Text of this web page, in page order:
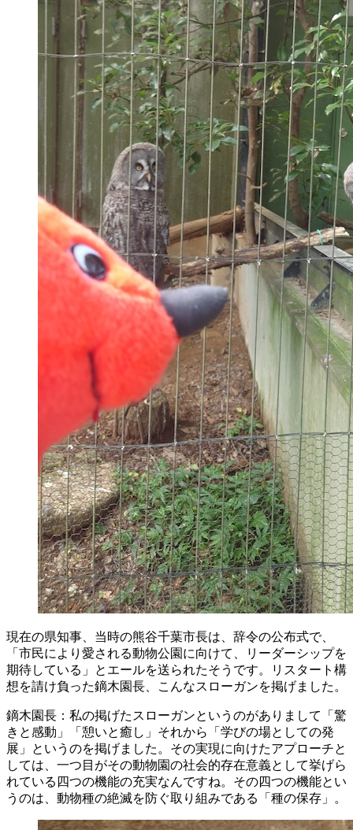
現在の県知事、当時の熊谷千葉市長は、辞令の公布式で、
「市民により愛される動物公園に向けて、リーダーシップを
期待している」とエールを送られたそうです。リスタート構
想を請け負った鏑木園長、こんなスローガンを掲げました。
鏑木園長：私の掲げたスローガンというのがありまして「驚
きと感動」「憩いと癒し」それから「学びの場としての発
展」というのを掲げました。その実現に向けたアプローチと
しては、一つ目がその動物園の社会的存在意義として挙げら
れている四つの機能の充実なんですね。その四つの機能とい
うのは、動物種の絶滅を防ぐ取り組みである「種の保存」。